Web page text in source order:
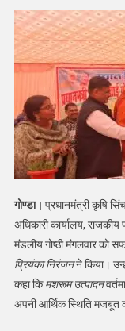
गोण्डा। प्रधानमंत्री कृषि
अधिकारी कार्यालय,
मंडलीय गोष्ठी मंगलवार को
प्रियंका निरंजनने किया।
कहा किमशरूम उत्पादन
अपनी आर्थिक स्थिति